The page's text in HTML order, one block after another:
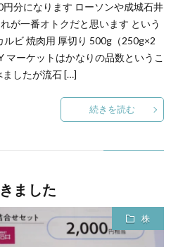
分になります ローソンや成城石井
が一番オトクだと思います という
ルビ 焼肉用 厚切り 500g（250g×2
マーケットはかなりの品数というこ
ましたが流石 […]
続きを読む
ました
株